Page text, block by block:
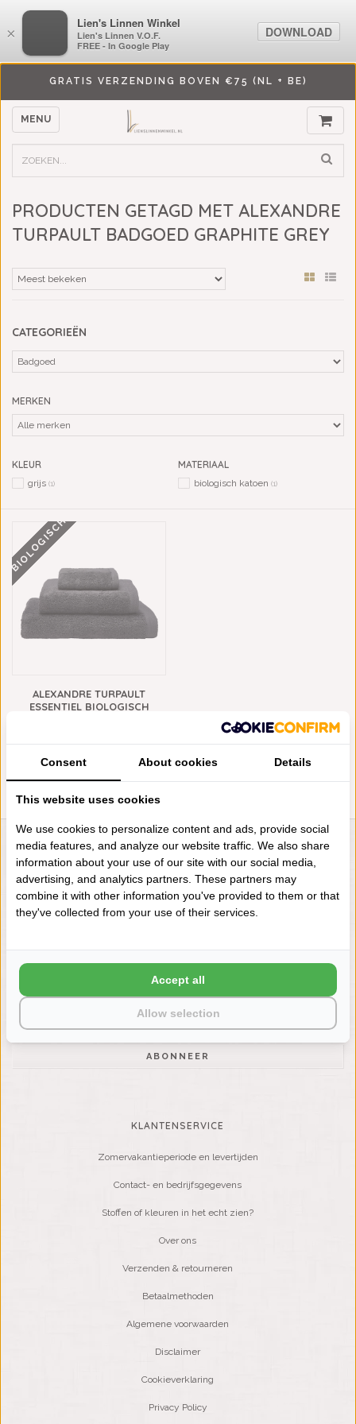
GRATIS VERZENDING BOVEN €75 (NL + BE)
MENU
PRODUCTEN GETAGD MET ALEXANDRE
TURPAULT BADGOED GRAPHITE GREY
CATEGORIEËN
MERKEN
KLEUR
grijs (1)
MATERIAAL
biologisch katoen (1)
BIOLOGISCH
ALEXANDRE TURPAULT
ESSENTIEL BIOLOGISCH
LIENSLINNENWINKEL.NL
VRAGEN? BEL DAN
+31 (0) 575 511817
NIEUWSBRIEF
Wilt u op de hoogte blijven?
ABONNEER
KLANTENSERVICE
Zomervakantieperiode en levertijden
Contact- en bedrijfsgegevens
Stoffen of kleuren in het echt zien?
Over ons
Verzenden & retourneren
Betaalmethoden
Algemene voorwaarden
Disclaimer
Cookieverklaring
Privacy Policy
×
LiensLinnenwinkel.nl
Lien's Linnen V.O.F.
FREE - In Google Play
DOWNLOAD
Consent About cookies Details
This website uses cookies
We use cookies to personalize content and ads, provide social
media features, and analyze our website traffic. We also share
information about your use of our site with our social media,
advertising, and analytics partners. These partners may
combine it with other information you've provided to them or that
they've collected from your use of their services.
Allow selection
Accept all
×
Lien's Linnen Winkel
Lien's Linnen V.O.F.
FREE - In Google Play
DOWNLOAD